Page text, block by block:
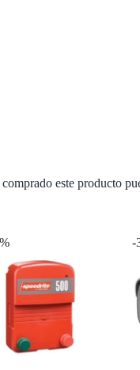
este producto
-